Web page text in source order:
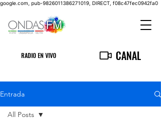
google.com, pub-9826011386271019, DIRECT, f08c47fec0942fa0
RADIO EN VIVO CANAL
Entrada
All Posts